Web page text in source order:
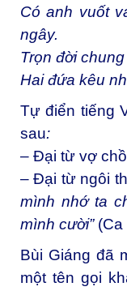
Có anh vuốt
ngây.
Trọn đời
Hai đứa kêu
Tự điển tiếng
sau:
– Đại từ vợ
– Đại từ ngôi
mình nhớ ta
mình cười”(Ca
Bùi Giáng đã
một tên gọi